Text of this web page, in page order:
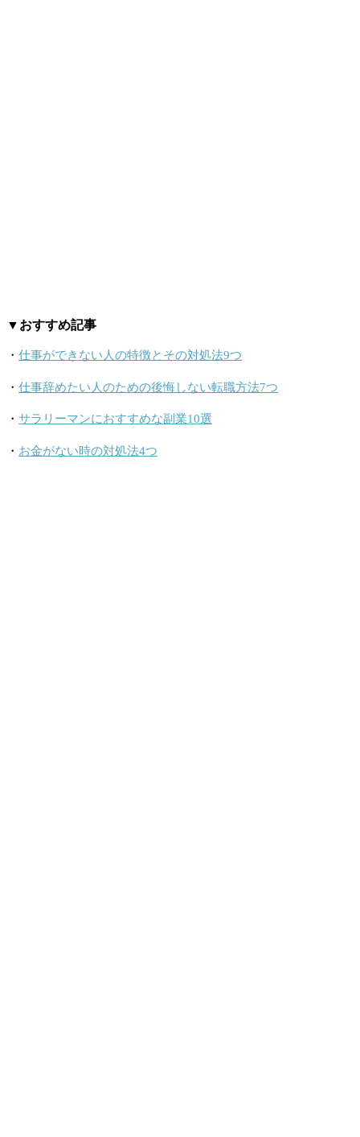
▼おすすめ記事
・ 仕事ができない人の特徴とその対処法9つ
・ 仕事辞めたい人のための後悔しない転職方法7つ
・ サラリーマンにおすすめな副業10選
・ お金がない時の対処法4つ